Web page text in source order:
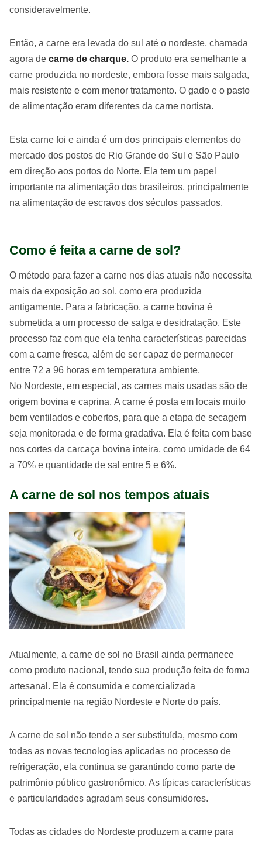
consideravelmente.
Então, a carne era levada do sul até o nordeste, chamada
agora de carne de charque. O produto era semelhante a
carne produzida no nordeste, embora fosse mais salgada,
mais resistente e com menor tratamento. O gado e o pasto
de alimentação eram diferentes da carne nortista.
Esta carne foi e ainda é um dos principais elementos do
mercado dos postos de Rio Grande do Sul e São Paulo
em direção aos portos do Norte. Ela tem um papel
importante na alimentação dos brasileiros, principalmente
na alimentação de escravos dos séculos passados.
Como é feita a carne de sol?
O método para fazer a carne nos dias atuais não necessita
mais da exposição ao sol, como era produzida
antigamente. Para a fabricação, a carne bovina é
submetida a um processo de salga e desidratação. Este
processo faz com que ela tenha características parecidas
com a carne fresca, além de ser capaz de permanecer
entre 72 a 96 horas em temperatura ambiente.
No Nordeste, em especial, as carnes mais usadas são de
origem bovina e caprina. A carne é posta em locais muito
bem ventilados e cobertos, para que a etapa de secagem
seja monitorada e de forma gradativa. Ela é feita com base
nos cortes da carcaça bovina inteira, como umidade de 64
a 70% e quantidade de sal entre 5 e 6%.
A carne de sol nos tempos atuais
Atualmente, a carne de sol no Brasil ainda permanece
como produto nacional, tendo sua produção feita de forma
artesanal. Ela é consumida e comercializada
principalmente na região Nordeste e Norte do país.
A carne de sol não tende a ser substituída, mesmo com
todas as novas tecnologias aplicadas no processo de
refrigeração, ela continua se garantindo como parte de
patrimônio público gastronômico. As típicas características
e particularidades agradam seus consumidores.
Todas as cidades do Nordeste produzem a carne para